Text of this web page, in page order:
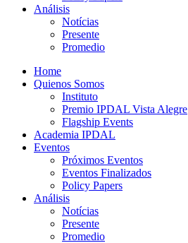
Análisis
Notícias
Presente
Promedio
Home
Quienos Somos
Instituto
Premio IPDAL Vista Alegre
Flagship Events
Academia IPDAL
Eventos
Próximos Eventos
Eventos Finalizados
Policy Papers
Análisis
Notícias
Presente
Promedio